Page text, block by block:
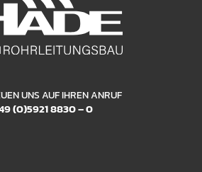
UNS AUF IHREN ANRUF
(0)5921 8830 – 0